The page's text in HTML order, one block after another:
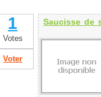
1
Votes
Voter
Saucisse de